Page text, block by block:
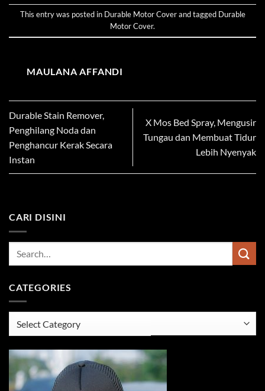
CARI DISINI
CATEGORIES
This entry was posted in Durable Motor Coverand tagged Durable
Motor Cover.
MAULANA AFFANDI
Durable Stain Remover,
Penghilang Noda dan
Penghancur Kerak Secara
Instan
X Mos Bed Spray, Mengusir
Tungau dan Membuat Tidur
Lebih Nyenyak